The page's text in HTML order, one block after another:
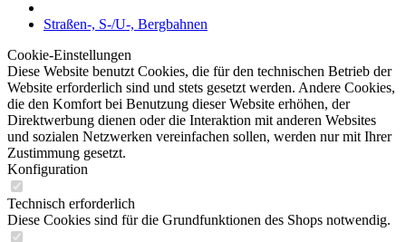
Straßen-, S-/U-, Bergbahnen
Cookie-Einstellungen
Diese Website benutzt Cookies, die für den technischen Betrieb der
Website erforderlich sind und stets gesetzt werden. Andere Cookies,
die den Komfort bei Benutzung dieser Website erhöhen, der
Direktwerbung dienen oder die Interaktion mit anderen Websites
und sozialen Netzwerken vereinfachen sollen, werden nur mit Ihrer
Zustimmung gesetzt.
Konfiguration
Technisch erforderlich
Diese Cookies sind für die Grundfunktionen des Shops notwendig.